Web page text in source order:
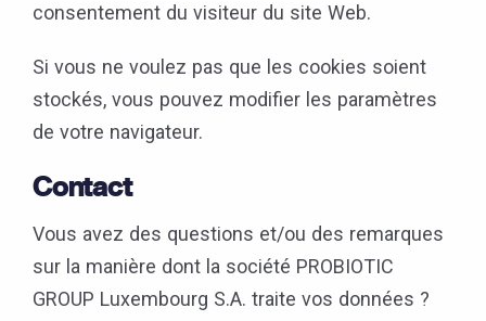
consentement du visiteur du site Web.
Si vous ne voulez pas que les cookies soient
stockés, vous pouvez modifier les paramètres
de votre navigateur.
Contact
Vous avez des questions et/ou des remarques
sur la manière dont la société PROBIOTIC
GROUP Luxembourg S.A. traite vos données ?